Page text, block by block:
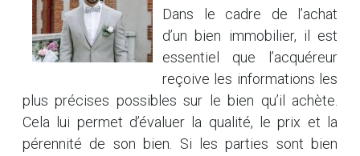
Dans le cadre de l’achat
d’un bien immobilier, il est
essentiel que l’acquéreur
reçoive les informations les
plus précises possibles sur le bien qu’il achète.
Cela lui permet d’évaluer la qualité, le prix et la
pérennité de son bien. Si les parties sont bien